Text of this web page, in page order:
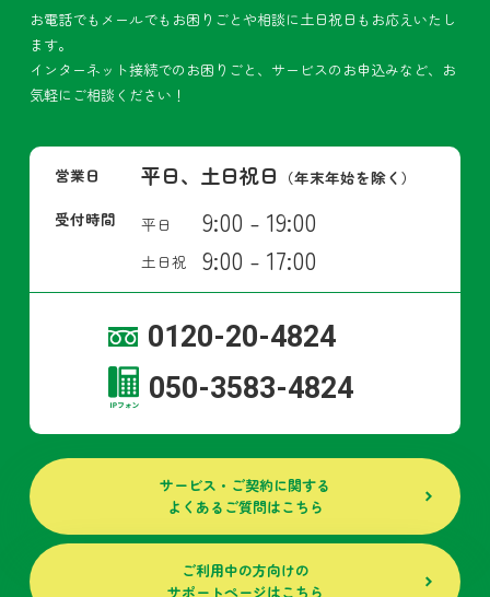
お電話でもメールでもお困りごとや相談に土日祝日もお応えいたし
ます。
インターネット接続でのお困りごと、サービスのお申込みなど、お
気軽にご相談ください！
営業日 平日、土日祝日 （年末年始を除く）
受付時間
平日 9:00 - 19:00
土日祝 9:00 - 17:00
0120-20-4824
050-3583-4824
サービス・ご契約に関する
よくあるご質問はこちら
ご利用中の方向けの
サポートページはこちら